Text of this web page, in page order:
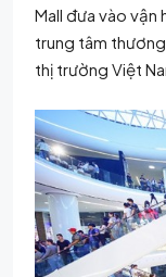
Mall đưa vào vận
trung tâm
thị trường Việt